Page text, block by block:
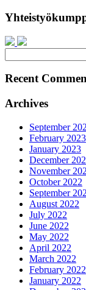
for:
Recent
Archives
September
February 2023
January 2023
December
November
October 2022
September
August 2022
July 2022
June 2022
May 2022
April 2022
March 2022
February 2022
January 2022